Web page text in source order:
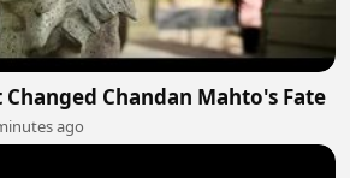
Chandan Mahto's Fate
ago